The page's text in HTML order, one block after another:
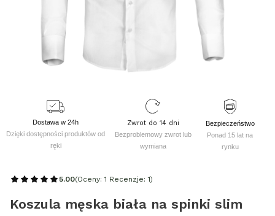
Dostawa w 24h
Dzięki dostępności produktów od
ręki
Zwrot do 14 dni
Bezproblemowy zwrot lub
wymiana
Bezpieczeństwo
Ponad 15 lat na
rynku
5.00(Oceny: 1 Recenzje: 1)
Koszula męska biała na spinki slim